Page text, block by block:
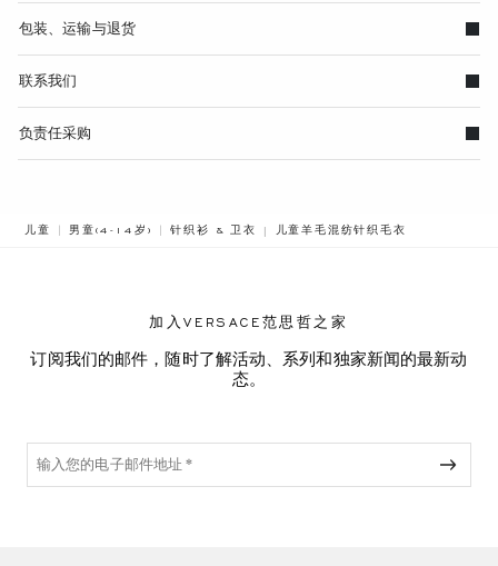
包装、运输与退货
联系我们
负责任采购
儿童 男童(4-14岁) 针织衫 & 卫衣 儿童羊毛混纺针织毛衣
加入VERSACE范思哲之家
订阅我们的邮件，随时了解活动、系列和独家新闻的最新动
态。